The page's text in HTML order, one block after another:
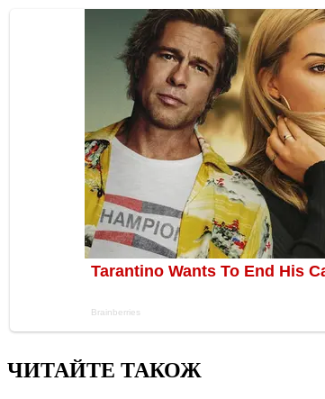
ЧИТАЙТЕ ТАКОЖ